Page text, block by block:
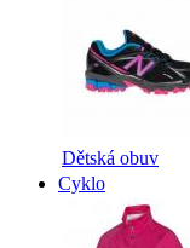
Dětská obuv
Cyklo